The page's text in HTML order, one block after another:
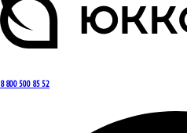
8 800 500 85 52